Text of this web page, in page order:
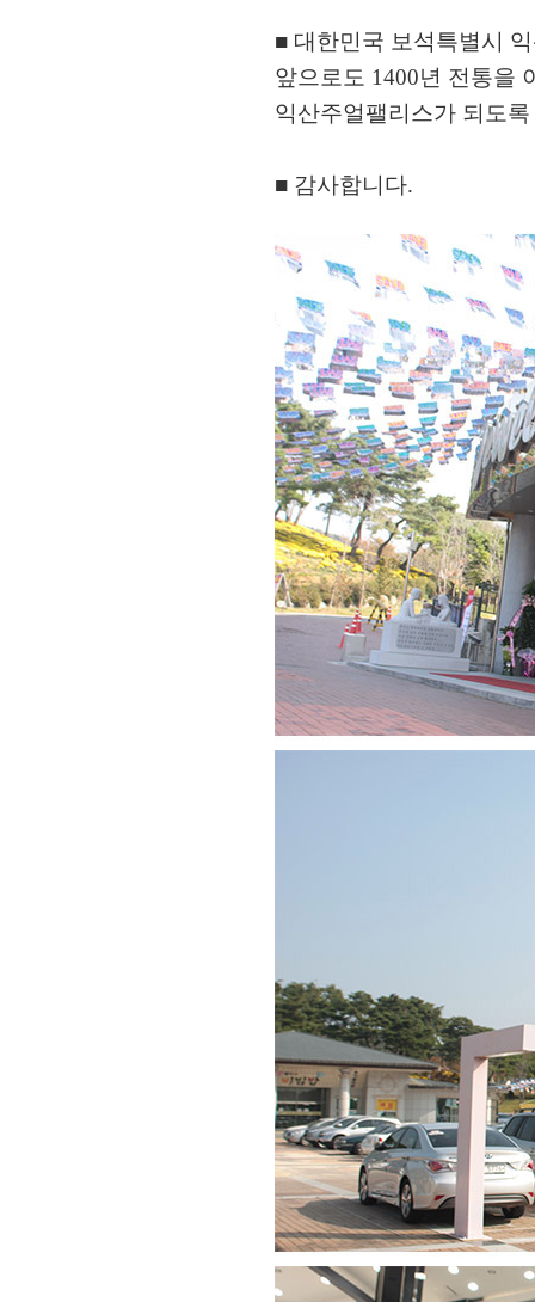
■ 대한민국 보석특별시
앞으로도 1400년 전통을
익산주얼팰리스가 되도
■ 감사합니다.